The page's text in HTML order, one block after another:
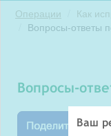
Операции
Как
Вопросы-ответы
вопросы-
Ваш